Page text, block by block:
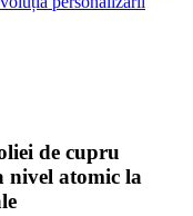
de cupru
nivel atomic la